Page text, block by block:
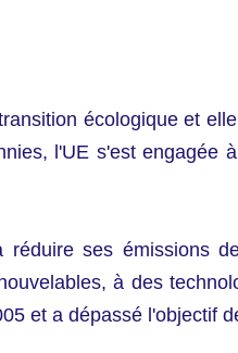
écologique et
l'UE s'est
réduire ses
à des
et a dépassé l'objectif